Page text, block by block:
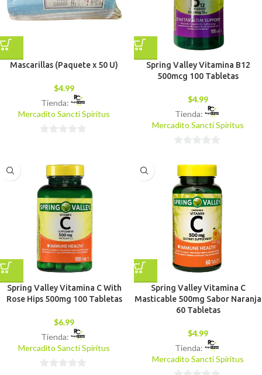
Mascarillas (Paquete x 50 U)
$4.99
Tienda:
Mercadito Sancti Spíritus
Spring Valley Vitamina B12
500mcg 100 Tabletas
$4.99
Tienda:
Mercadito Sancti Spíritus
de
5
Spring Valley Vitamina C With
Rose Hips 500mg 100 Tabletas
$6.99
Tienda:
Mercadito Sancti Spíritus
Spring Valley Vitamina C
Masticable 500mg Sabor Naranja
60 Tabletas
$4.99
Tienda:
Mercadito Sancti Spíritus